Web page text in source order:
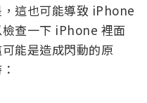
這也可能導致 iPhone
查一下 iPhone 裡面
能是造成閃動的原